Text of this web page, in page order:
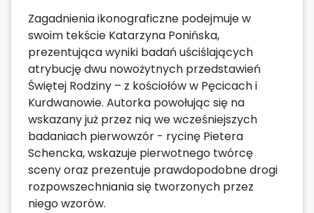
Zagadnienia ikonograficzne podejmuje w
swoim tekście Katarzyna Ponińska,
prezentująca wyniki badań uściślających
atrybucję dwu nowożytnych przedstawień
Świętej Rodziny – z kościołów w Pęcicach i
Kurdwanowie. Autorka powołując się na
wskazany już przez nią we wcześniejszych
badaniach pierwowzór - rycinę Pietera
Schencka, wskazuje pierwotnego twórcę
sceny oraz prezentuje prawdopodobne drogi
rozpowszechniania się tworzonych przez
niego wzorów.